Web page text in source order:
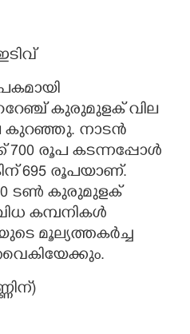
കുരുമുളക് വില
കുറഞ്ഞു. നാടൻ
രൂപ കടന്നപ്പോൾ
695 രൂപയാണ്.
ടൺ കുരുമുളക്
കമ്പനികൾ
മൂല്യത്തകർച്ച